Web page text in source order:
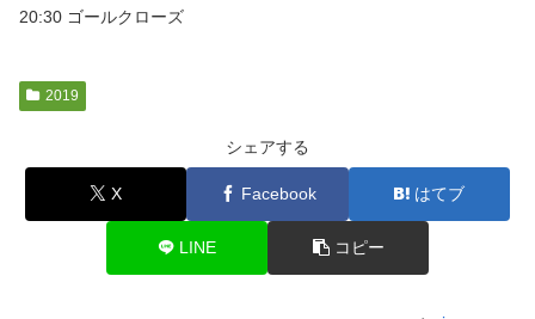
20:30 ゴールクローズ
2019
シェアする
X Facebook はてブ
LINE コピー